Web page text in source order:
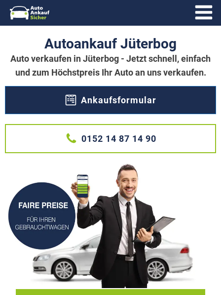
Autoankauf Jüterbog
Auto verkaufen in Jüterbog - Jetzt schnell, einfach
und zum Höchstpreis Ihr Auto an uns verkaufen.
Ankaufsformular
0152 14 87 14 90